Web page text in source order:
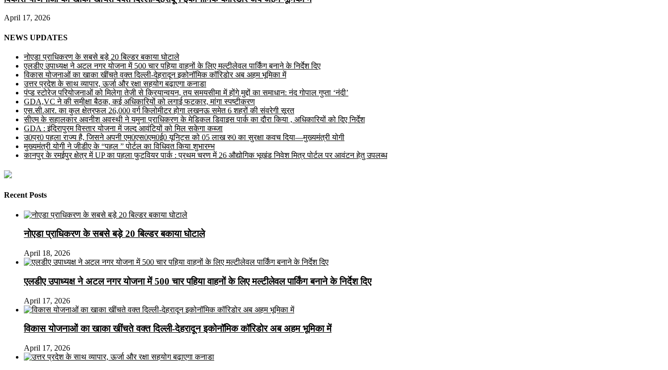
April 17, 2026
NEWS UPDATES
नोएडा प्राधिकरण के सबसे बड़े 20 बिल्डर बकाया घोटाले
एलडीए उपाध्यक्ष ने अटल नगर योजना में 500 चार पहिया वाहनों के लिए मल्टीलेवल पार्किंग बनाने के निर्देश दिए
विकास योजनाओं का खाका खींचते वक्त दिल्ली-देहरादून इकोनॉमिक कॉरिडोर अब अहम भूमिका में
उत्तर प्रदेश के साथ व्यापार, ऊर्जा और रक्षा सहयोग बढ़ाएगा कनाडा
पंप्ड स्टोरेज परियोजनाओं को मिलेगा तेजी से क्रियान्वयन, तय समयसीमा में होंगे मुद्दों का समाधान: नंद गोपाल गुप्ता ‘नंदी’
GDA,VC ने की समीक्षा बैठक, कई अधिकारियों को लगाई फटकार, मांगा स्पष्टीकरण
एस.सी.आर. का कुल क्षेत्रफल 26,000 वर्ग किलोमीटर होगा लखनऊ समेत 6 शहरों की संवरेगी सूरत
सीएम के सहालकार अवनीश अवस्थी ने यमुना प्राधिकरण के मेडिकल डिवाइस पार्क का दौरा किया , अधिकारियों को दिए निर्देश
GDA : इंदिरापुरम विस्तार योजना में जल्द आवंटियों को मिल सकेगा कब्जा
उ0प्र0 पहला राज्य है, जिसने अपनी एम0एस0एम0ई0 यूनिट्स को 05 लाख रु0 का सुरक्षा कवच दिया—मुख्यमंत्री योगी
मुख्यमंत्री योगी ने जीडीए के “पहल ” पोर्टल का विधिवत किया शुभारम्भ
कानपुर के रमईपुर क्षेत्र में UP का पहला फुटवियर पार्क : प्रथम चरण में 26 औद्योगिक भूखंड निवेश मित्र पोर्टल पर आवंटन हेतु उपलब्ध
Recent Posts
नोएडा प्राधिकरण के सबसे बड़े 20 बिल्डर बकाया घोटाले
April 18, 2026
एलडीए उपाध्यक्ष ने अटल नगर योजना में 500 चार पहिया वाहनों के लिए मल्टीलेवल पार्किंग बनाने के निर्देश दिए
April 17, 2026
विकास योजनाओं का खाका खींचते वक्त दिल्ली-देहरादून इकोनॉमिक कॉरिडोर अब अहम भूमिका में
April 17, 2026